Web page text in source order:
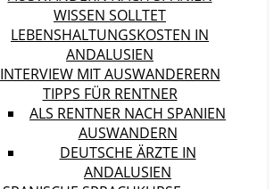
WISSEN SOLLTET
LEBENSHALTUNGSKOSTEN IN
ANDALUSIEN
INTERVIEW MIT AUSWANDERERN
TIPPS FÜR RENTNER
ALS RENTNER NACH SPANIEN
AUSWANDERN
DEUTSCHE ÄRZTE IN
ANDALUSIEN